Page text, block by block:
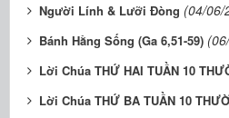
Người Lính & Lưỡi Đòng (04/06/
Bánh Hằng Sống (Ga 6,51-59)
Lời Chúa THỨ HAI TUẦN 10
Lời Chúa THỨ BA TUẦN 10